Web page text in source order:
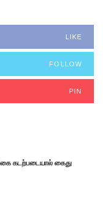
LIKE
FOLLOW
PIN
கடற்படையால் கைது